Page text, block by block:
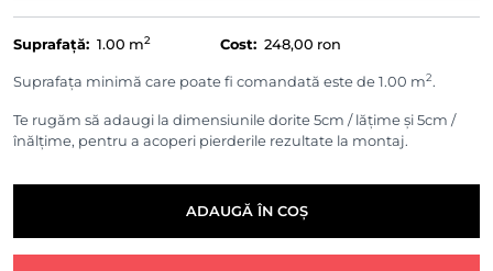
Suprafață: 1.00 m2 Cost: 248,00 ron
Suprafața minimă care poate fi comandată este de 1.00 m2.
Te rugăm să adaugi la dimensiunile dorite 5cm / lățime și 5cm /
înălțime, pentru a acoperi pierderile rezultate la montaj.
ADAUGĂ ÎN COȘ